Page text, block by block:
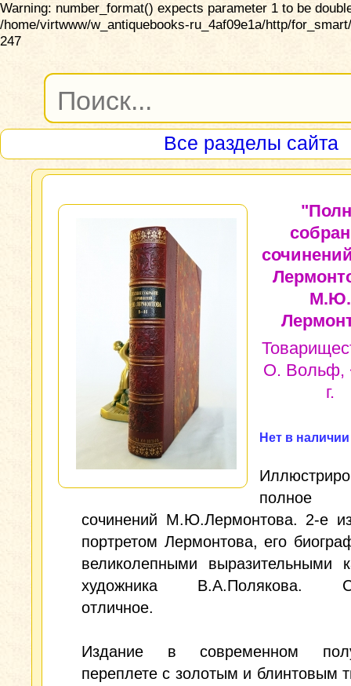
Warning: number_format() expects parameter 1 to be
/home/virtwww/w_antiquebooks-ru_4af09e1a/http/
247
Все разделы сайта
М.Ю.
О. Вольф,
г.
Нет в наличии
полное
сочинений М.Ю.Лермонтова. 2-е
портретом Лермонтова, его
великолепными выразительными
художника В.А.Полякова.
отличное.
Издание в современном
переплете с золотым и блинтовым